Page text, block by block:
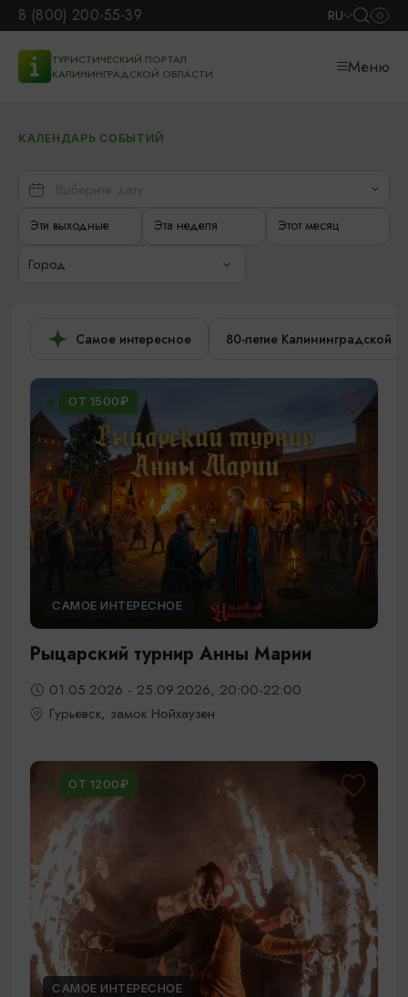
8 (800) 200-55-39 RU
ТУРИСТИЧЕСКИЙ ПОРТАЛ
КАЛИНИНГРАДСКОЙ ОБЛАСТИ
Меню
КАЛЕНДАРЬ СОБЫТИЙ
Эти выходные Эта неделя Этот месяц
Город
Самое интересное 80-летие Калининградской
ОТ 1500₽
САМОЕ ИНТЕРЕСНОЕ
Рыцарский турнир Анны Марии
01.05.2026 - 25.09.2026, 20:00-22:00
Гурьевск, замок Нойхаузен
ОТ 1200₽
САМОЕ ИНТЕРЕСНОЕ